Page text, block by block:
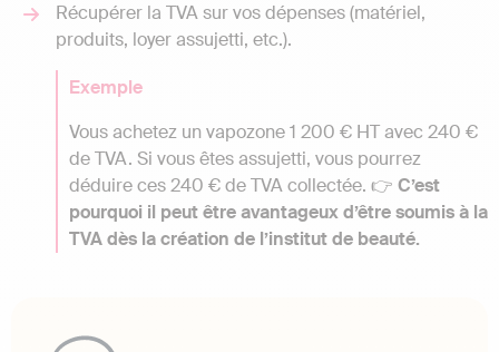
Récupérer la TVA sur vos dépenses (matériel,
produits, loyer assujetti, etc.).
Exemple
Vous achetez un vapozone 1 200 € HT avec 240 €
de TVA. Si vous êtes assujetti, vous pourrez
déduire ces 240 € de TVA collectée. 👉 C’est
pourquoi il peut être avantageux d’être soumis à la
TVA dès la création de l’institut de beauté.